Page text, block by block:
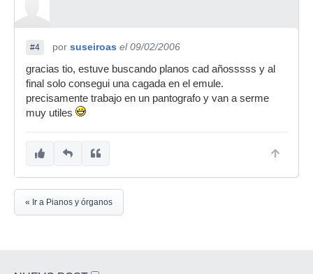
#4 por suseiroas el 09/02/2006
gracias tio, estuve buscando planos cad añosssss y al
final solo consegui una cagada en el emule.
precisamente trabajo en un pantografo y van a serme
muy utiles
« Ir a Pianos y órganos